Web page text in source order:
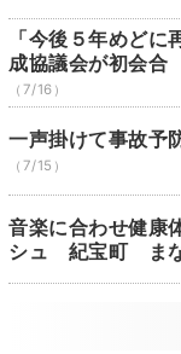
「今後５年めど
成協議会が初会
（7/16）
一声掛けて事故予
（7/15）
音楽に合わせ健康
シュ 紀宝町 ま